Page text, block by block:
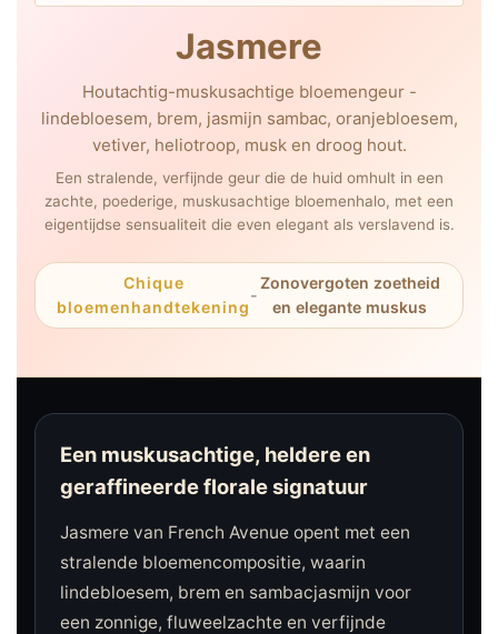
Jasmere
Houtachtig-muskusachtige bloemengeur -
lindebloesem, brem, jasmijn sambac, oranjebloesem,
vetiver, heliotroop, musk en droog hout.
Een stralende, verfijnde geur die de huid omhult in een
zachte, poederige, muskusachtige bloemenhalo, met een
eigentijdse sensualiteit die even elegant als verslavend is.
Chique
bloemenhandtekening
-
Zonovergoten zoetheid
en elegante muskus
Een muskusachtige, heldere en
geraffineerde florale signatuur
Jasmere van French Avenue opent met een
stralende bloemencompositie, waarin
lindebloesem, brem en sambacjasmijn voor
een zonnige, fluweelzachte en verfijnde